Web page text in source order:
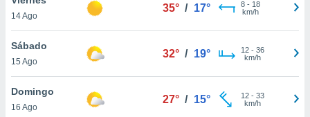
en
más
nuestra
14 Ago
35° / 17° 8- 18
km/h
Sábado
15 Ago
32° / 19° 12- 36
km/h
Domingo
16 Ago
27° / 15° 12- 33
km/h